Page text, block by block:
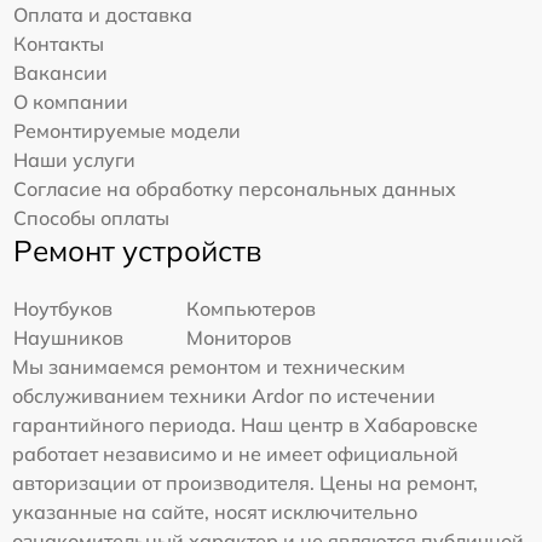
Оплата и доставка
Контакты
Вакансии
О компании
Ремонтируемые модели
Наши услуги
Согласие на обработку персональных данных
Способы оплаты
Ремонт устройств
Ноутбуков
Компьютеров
Наушников
Мониторов
Мы занимаемся ремонтом и техническим
обслуживанием техники Ardor по истечении
гарантийного периода. Наш центр в Хабаровске
работает независимо и не имеет официальной
авторизации от производителя. Цены на ремонт,
указанные на сайте, носят исключительно